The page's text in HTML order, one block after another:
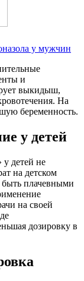
у мужчин
и
выкидыш,
На
беременность.
у детей
детей не
на детском
быть плачевными
на своей
дозировку в